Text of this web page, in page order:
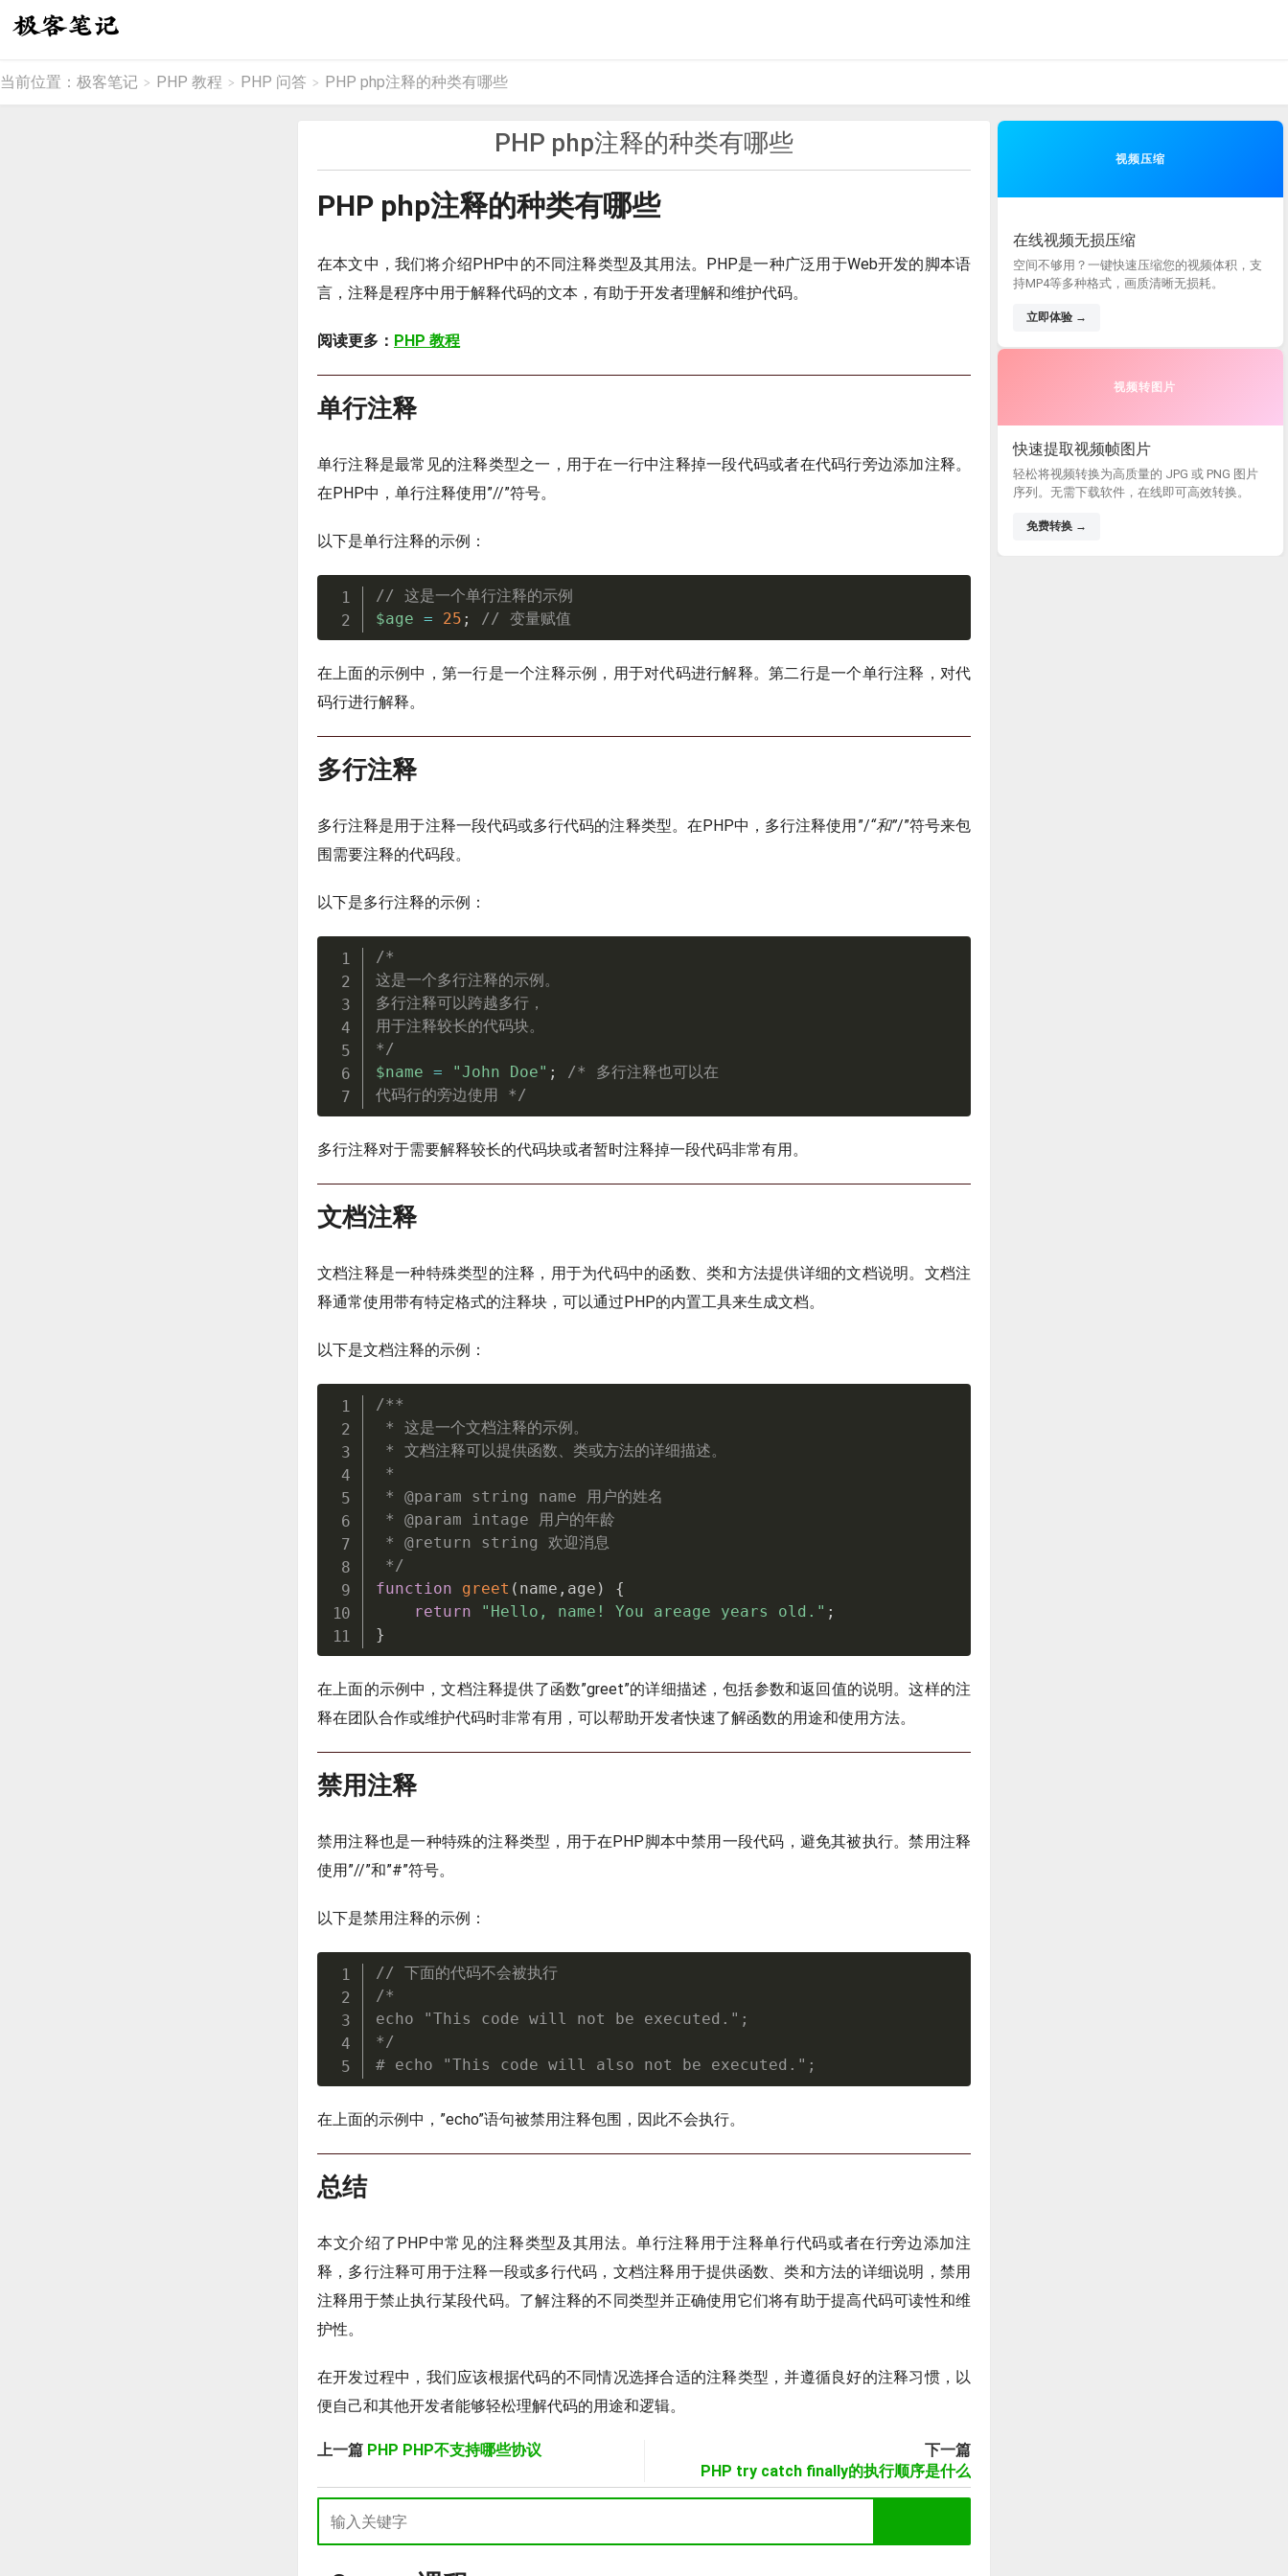
当前位置： 极客笔记 > PHP 教程 > PHP 问答 > PHP php注释的种类有哪些
PHP php注释的种类有哪些
PHP php注释的种类有哪些
在本文中，我们将介绍PHP中的不同注释类型及其用法。PHP是一种广泛用于Web开发的脚本语
言，注释是程序中用于解释代码的文本，有助于开发者理解和维护代码。
阅读更多： PHP 教程
单行注释
单行注释是最常见的注释类型之一，用于在一行中注释掉一段代码或者在代码行旁边添加注释。
在PHP中，单行注释使用”//”符号。
以下是单行注释的示例：
// 这是一个单行注释的示例
$age = 25 ; // 变量赋值
在上面的示例中，第一行是一个注释示例，用于对代码进行解释。第二行是一个单行注释，对代
码行进行解释。
多行注释
多行注释是用于注释一段代码或多行代码的注释类型。在PHP中，多行注释使用”/“和”/”符号来包
围需要注释的代码段。
以下是多行注释的示例：
/*
这是一个多行注释的示例。
多行注释可以跨越多行，
用于注释较长的代码块。
*/
$name = "John Doe" ;
/* 多行注释也可以在
代码行的旁边使用 */
多行注释对于需要解释较长的代码块或者暂时注释掉一段代码非常有用。
文档注释
文档注释是一种特殊类型的注释，用于为代码中的函数、类和方法提供详细的文档说明。文档注
释通常使用带有特定格式的注释块，可以通过PHP的内置工具来生成文档。
以下是文档注释的示例：
/**
* 这是一个文档注释的示例。
* 文档注释可以提供函数、类或方法的详细描述。
*
* @param string name 用户的姓名
* @param intage 用户的年龄
* @return string 欢迎消息
*/
function
greet ( name , age )
{
return
"Hello, name! You areage years old." ;
}
在上面的示例中，文档注释提供了函数”greet”的详细描述，包括参数和返回值的说明。这样的注
释在团队合作或维护代码时非常有用，可以帮助开发者快速了解函数的用途和使用方法。
禁用注释
禁用注释也是一种特殊的注释类型，用于在PHP脚本中禁用一段代码，避免其被执行。禁用注释
使用”//”和”#”符号。
以下是禁用注释的示例：
// 下面的代码不会被执行
/*
echo "This code will not be executed.";
*/
# echo "This code will also not be executed.";
在上面的示例中，”echo”语句被禁用注释包围，因此不会执行。
总结
本文介绍了PHP中常见的注释类型及其用法。单行注释用于注释单行代码或者在行旁边添加注
释，多行注释可用于注释一段或多行代码，文档注释用于提供函数、类和方法的详细说明，禁用
注释用于禁止执行某段代码。了解注释的不同类型并正确使用它们将有助于提高代码可读性和维
护性。
在开发过程中，我们应该根据代码的不同情况选择合适的注释类型，并遵循良好的注释习惯，以
便自己和其他开发者能够轻松理解代码的用途和逻辑。
上一篇 PHP PHP不支持哪些协议
下一篇
PHP try catch finally的执行顺序是什么
视频压缩
在线视频无损压缩
空间不够用？一键快速压缩您的视频体积，支
持MP4等多种格式，画质清晰无损耗。
立即体验 →
视频转图片
快速提取视频帧图片
轻松将视频转换为高质量的 JPG 或 PNG 图片
序列。无需下载软件，在线即可高效转换。
免费转换 →